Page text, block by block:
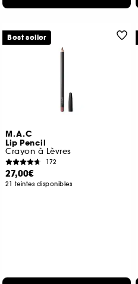
M.A.C
Lip Pencil
Crayon à Lèvres
172
27,00€
21 teintes disponibles
Best seller